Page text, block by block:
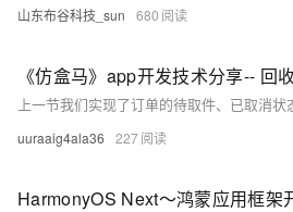
山东布谷科技_sun 680
uuraaig4ala36 227